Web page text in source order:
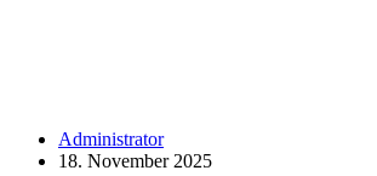
Administrator
18. November 2025